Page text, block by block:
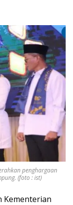
penghargaan
(foto : ist)
Kementerian